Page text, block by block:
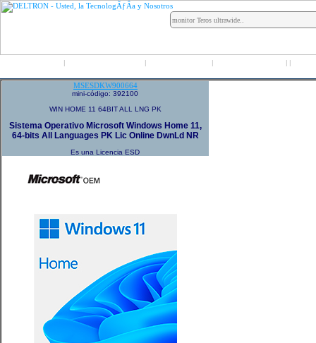
| | | | |
MSESDKW900664
mini-código: 392100
WIN HOME 11 64BIT ALL LNG PK
Sistema Operativo Microsoft Windows Home 11,
64-bits All Languages PK Lic Online DwnLd NR
Es una Licencia ESD